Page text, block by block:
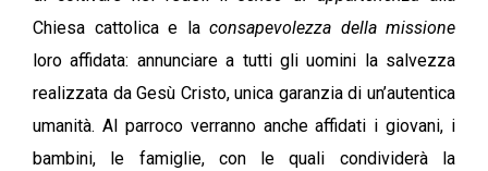
Chiesa cattolica e la consapevolezza della missione
loro affidata: annunciare a tutti gli uomini la salvezza
realizzata da Gesù Cristo, unica garanzia di un’autentica
umanità. Al parroco verranno anche affidati i giovani, i
bambini, le famiglie, con le quali condividerà la